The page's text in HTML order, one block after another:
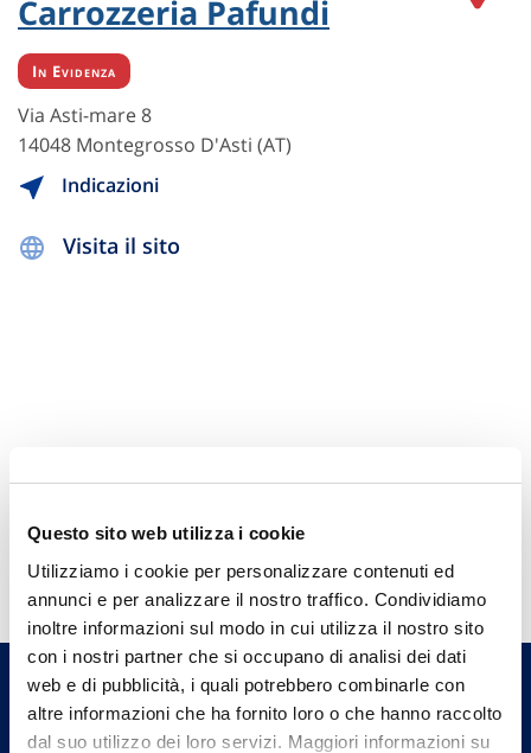
Questo sito web utilizza i cookie
Utilizziamo i cookie per personalizzare contenuti ed
annunci e per analizzare il nostro traffico. Condividiamo
inoltre informazioni sul modo in cui utilizza il nostro sito
con i nostri partner che si occupano di analisi dei dati
web e di pubblicità, i quali potrebbero combinarle con
altre informazioni che ha fornito loro o che hanno raccolto
dal suo utilizzo dei loro servizi. Maggiori informazioni su
Carrozzeria Pafundi
In Evidenza
Via Asti-mare 8
14048 Montegrosso D'Asti (AT)
Indicazioni
Visita il sito
Hai bisogno di
informazioni?
Trova l'Agenzia più vicina a te e parla con
un nostro Agente.
Contattaci